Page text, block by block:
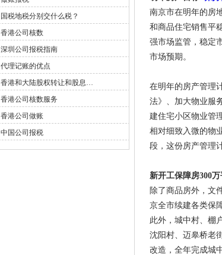
国税地税分别交什么税？
香港公司核数
深圳公司报税指南
代理记账的优点
香港和大陆股权转让和股息…
香港公司核数服务
香港公司做账
中国公司报税
南京市在明年的房
和商品住宅销售平
强市场监管，稳定
市场预期。
在明年的房产管理
法》、加大物业服
建住宅小区物业管
相对细致入微的物
段，这份房产管理
新开工保障房300
除了商品房外，文
京全市续建各类保
此外，城中村、棚
沈阳村、迈皋桥老
改造，全年完成城